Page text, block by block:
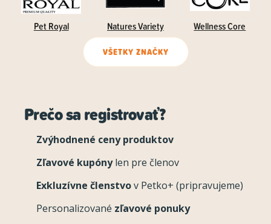
Pet Royal Natures Variety Wellness Core
VŠETKY ZNAČKY
Prečo sa registrovať?
Zvýhodnené ceny produktov
Zľavové kupónylen pre členov
Exkluzívne členstvov Petko+ (pripravujeme)
Personalizované zľavové ponuky